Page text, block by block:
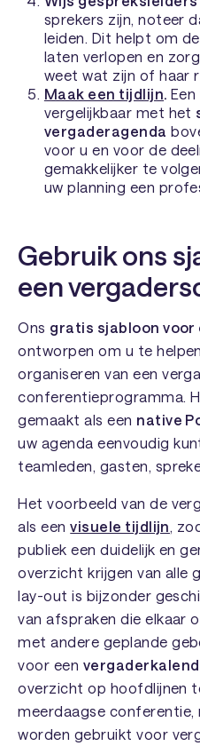
sprekers zijn, noteer
leiden. Dit helpt om
laten verlopen en
weet wat zijn of haar
Maak een tijdlijn .Een
vergelijkbaar met het
vergaderagenda
voor u en voor de
gemakkelijker te
uw planning een
Gebruik ons
een
Ons gratis sjabloon voor
ontworpen om u te
organiseren van een
conferentieprogramma.
gemaakt als een native
uw agenda eenvoudig
teamleden, gasten,
Het voorbeeld van de
als eenvisuele tijdlijn,
publiek een duidelijk en
overzicht krijgen van alle
lay-out is bijzonder
van afspraken die elkaar
met andere geplande
voor een
overzicht op hoofdlijnen
meerdaagse conferentie,
worden gebruikt voor